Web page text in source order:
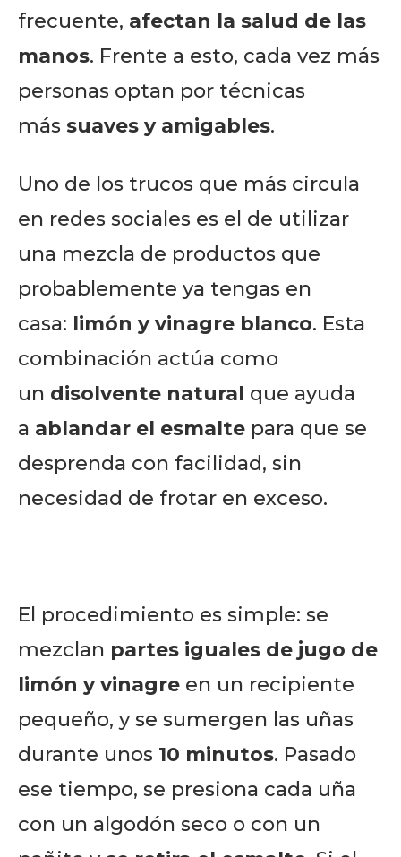
frecuente, afectan la salud de las
manos. Frente a esto, cada vez más
personas optan por técnicas
más suaves y amigables.
Uno de los trucos que más circula
en redes sociales es el de utilizar
una mezcla de productos que
probablemente ya tengas en
casa: limón y vinagre blanco. Esta
combinación actúa como
un disolvente natural que ayuda
a ablandar el esmalte para que se
desprenda con facilidad, sin
necesidad de frotar en exceso.
El procedimiento es simple: se
mezclan partes iguales de jugo de
limón y vinagre en un recipiente
pequeño, y se sumergen las uñas
durante unos 10 minutos. Pasado
ese tiempo, se presiona cada uña
con un algodón seco o con un